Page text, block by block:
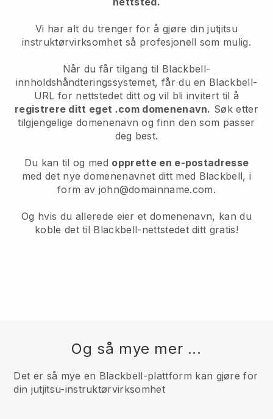
Vi har alt du trenger for å gjøre din jutjitsu
instruktørvirksomhet så profesjonell som mulig.
Når du får tilgang til Blackbell-
innholdshåndteringssystemet, får du en Blackbell-
URL for nettstedet ditt og vil bli invitert til å
registrere ditt eget .com domenenavn. Søk etter
tilgjengelige domenenavn og finn den som passer
deg best.
Du kan til og med opprette en e-postadresse
med det nye domenenavnet ditt med Blackbell, i
form av john@domainname.com.
Og hvis du allerede eier et domenenavn, kan du
koble det til Blackbell-nettstedet ditt gratis!
Og så mye mer ...
Det er så mye en Blackbell-plattform kan gjøre for
din jutjitsu-instruktørvirksomhet